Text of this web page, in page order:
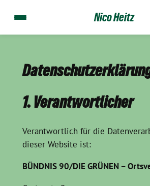
Inhalt
Nico Heitz
1. Verantwortlicher
Verantwortlich für die
dieser Website ist:
BÜNDNIS 90/DIE GRÜNEN –